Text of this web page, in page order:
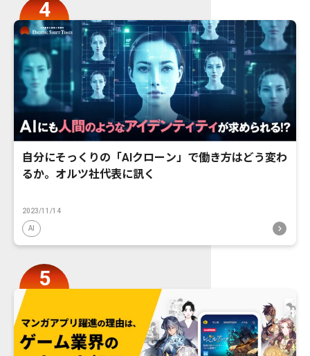
自分にそっくりの「AIクローン」で働き方はどう変わ
るか。オルツ社代表に訊く
2023/11/14
AI